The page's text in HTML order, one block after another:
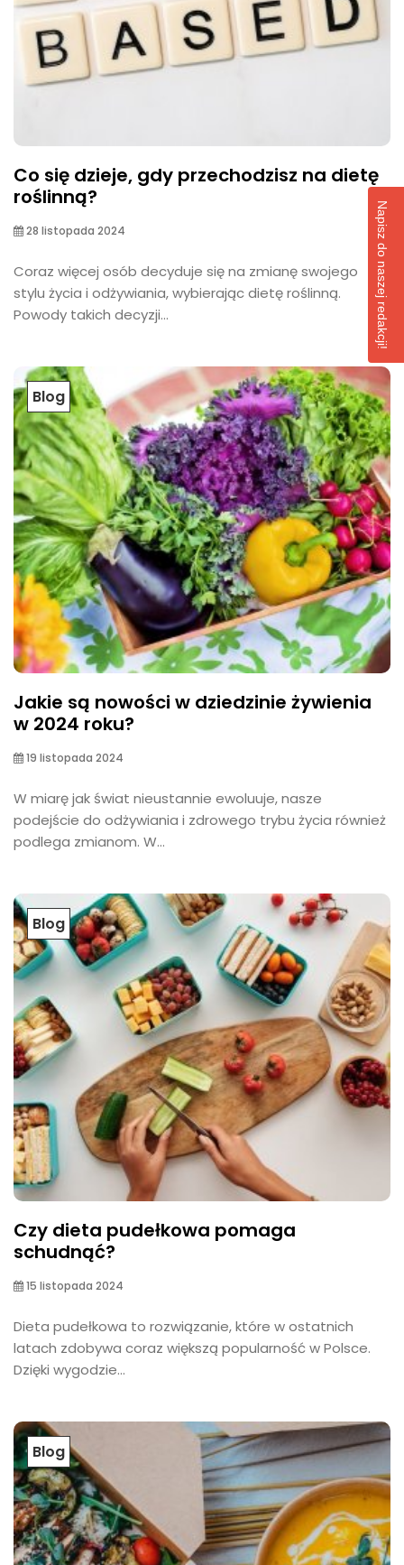
Co się dzieje, gdy przechodzisz na dietę
roślinną?
28 listopada 2024
Coraz więcej osób decyduje się na zmianę swojego
stylu życia i odżywiania, wybierając dietę roślinną.
Powody takich decyzji...
Blog
Jakie są nowości w dziedzinie żywienia
w 2024 roku?
19 listopada 2024
W miarę jak świat nieustannie ewoluuje, nasze
podejście do odżywiania i zdrowego trybu życia również
podlega zmianom. W...
Blog
Czy dieta pudełkowa pomaga
schudnąć?
15 listopada 2024
Dieta pudełkowa to rozwiązanie, które w ostatnich
latach zdobywa coraz większą popularność w Polsce.
Dzięki wygodzie...
Blog
Napisz do naszej redakcji!